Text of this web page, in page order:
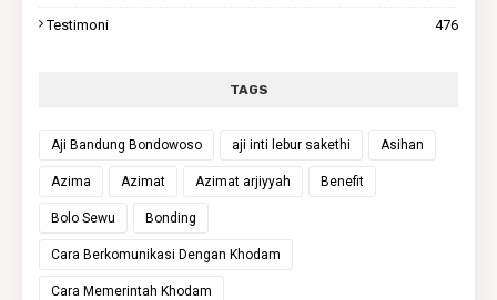
Testimoni 476
TAGS
Aji Bandung Bondowoso aji inti lebur sakethi Asihan
Azima Azimat Azimat arjiyyah Benefit
Bolo Sewu Bonding
Cara Berkomunikasi Dengan Khodam
Cara Memerintah Khodam